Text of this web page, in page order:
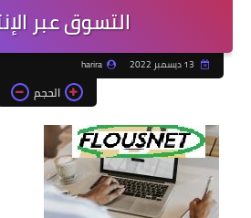
التسوق عبر
harira
الحجم